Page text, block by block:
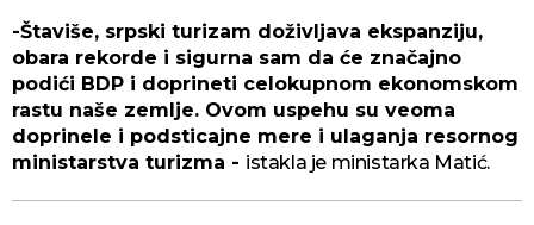
-Štaviše, srpski turizam doživljava ekspanziju,
obara rekorde i sigurna sam da će značajno
podići BDP i doprineti celokupnom ekonomskom
rastu naše zemlje. Ovom uspehu su veoma
doprinele i podsticajne mere i ulaganja resornog
ministarstva turizma - istakla je ministarka Matić.